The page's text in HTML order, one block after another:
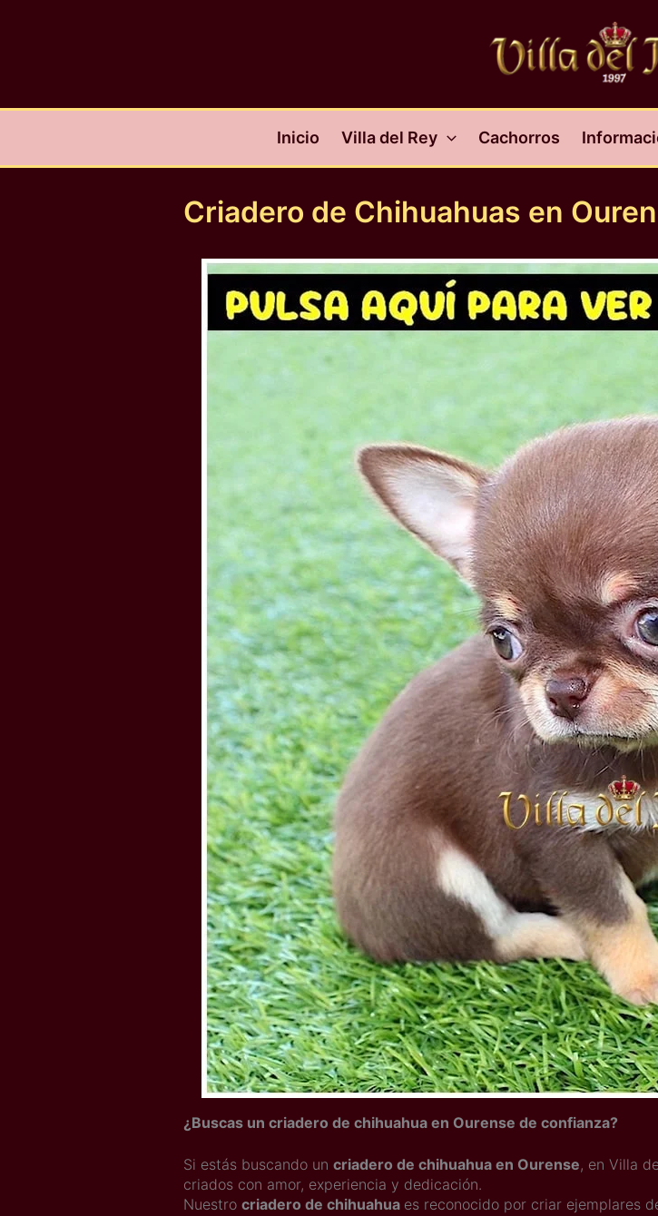
Inicio Villa del Rey Cachorros
Criadero de Chihuahuas en
¿Buscas un criadero de chihuahua en Ourense de confianza?
Si estás buscando un criadero de chihuahua en Ourense, en Villa
criados con amor, experiencia y dedicación.
Nuestro criadero de chihuahua es reconocido por criar ejemplares